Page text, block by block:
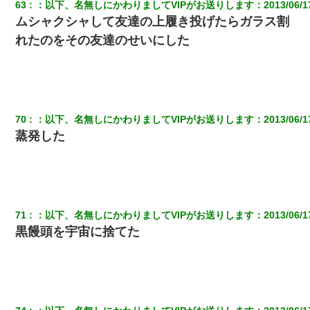
63 ： 以下、名無しにかわりましてVIPがお送りします ：2013/06/
ムシャクシャして友達の上履き投げたらガラス割
れたのをその友達のせいにした
70 ： 以下、名無しにかわりましてVIPがお送りします ：2013/06/
蒸発した
71 ： 以下、名無しにかわりましてVIPがお送りします ：2013/06/
黒饅頭を宇宙に捨てた